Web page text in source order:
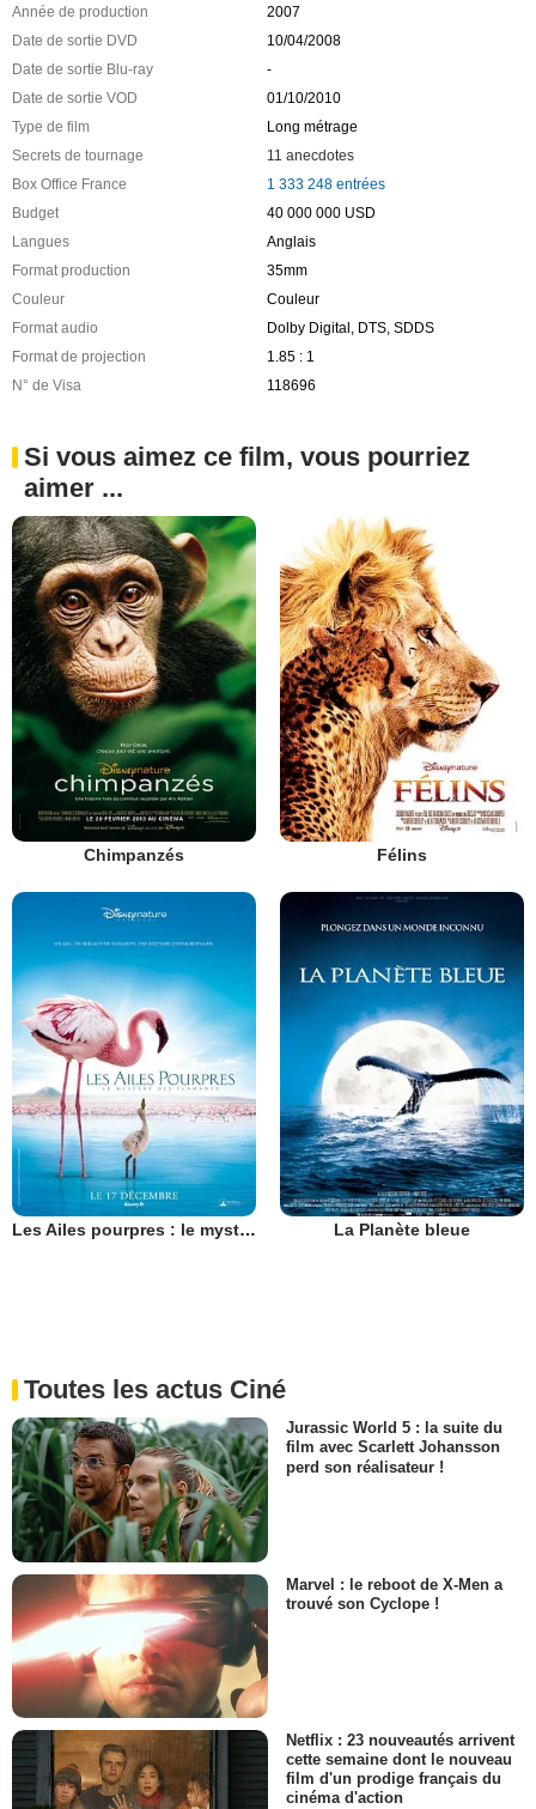
Année de production
2007
Date de sortie DVD
10/04/2008
Date de sortie Blu-ray
-
Date de sortie VOD
01/10/2010
Type de film
Long métrage
Secrets de tournage
11 anecdotes
Box Office France
1 333 248 entrées
Budget
40 000 000 USD
Langues
Anglais
Format production
35mm
Couleur
Couleur
Format audio
Dolby Digital, DTS, SDDS
Format de projection
1.85 : 1
N° de Visa
118696
Si vous aimez ce film, vous pourriez
aimer ...
Chimpanzés Félins
Les Ailes pourpres : le mystère des flamants La Planète bleue
Toutes les actus Ciné
Jurassic World 5 : la suite du
film avec Scarlett Johansson
perd son réalisateur !
Marvel : le reboot de X-Men a
trouvé son Cyclope !
Netflix : 23 nouveautés arrivent
cette semaine dont le nouveau
film d'un prodige français du
cinéma d'action